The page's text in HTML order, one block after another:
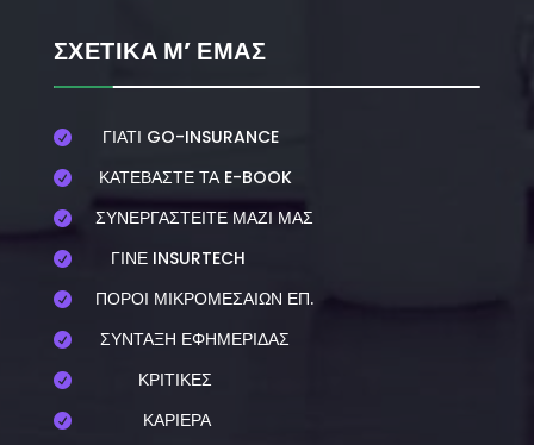
ΣΧΕΤΙΚΑ Μ’ ΕΜΑΣ
 ΓΙΑΤΙ GO-INSURANCE
 ΚΑΤΕΒΑΣΤΕ ΤΑ E-BOOK
 ΣΥΝΕΡΓΑΣΤΕΙΤΕ ΜΑΖΙ ΜΑΣ
 ΓΙΝΕ INSURTECH
 ΠΟΡΟΙ ΜΙΚΡΟΜΕΣΑΙΩΝ ΕΠ.
 ΣΥΝΤΑΞΗ ΕΦΗΜΕΡΙΔΑΣ
 ΚΡΙΤΙΚΕΣ
 ΚΑΡΙΕΡΑ